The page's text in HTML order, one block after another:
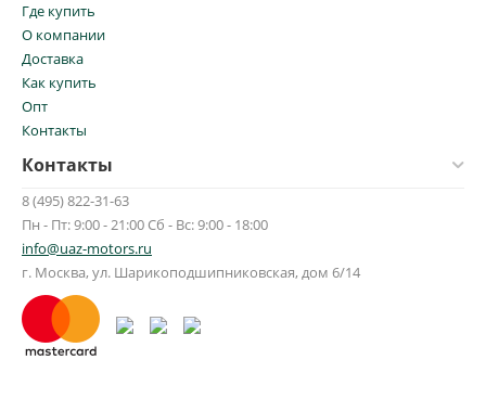
Где купить
О компании
Доставка
Как купить
Опт
Контакты
Контакты
8 (495) 822-31-63
Пн - Пт: 9:00 - 21:00 Сб - Вс: 9:00 - 18:00
info@uaz-motors.ru
г. Москва, ул. Шарикоподшипниковская, дом 6/14